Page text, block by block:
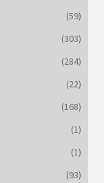
(59)
(303)
(284)
(22)
(168)
(1)
(1)
(93)